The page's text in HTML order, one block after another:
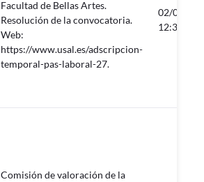
Facultad de Bellas Artes.
Resolución de la convocatoria.
Web:
https://www.usal.es/adscripcion-
temporal-pas-laboral-27.
02/03/
12:31:56
Comisión de valoración de la